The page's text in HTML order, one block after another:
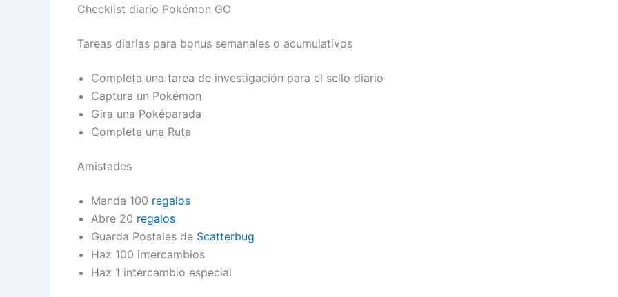
Checklist diario Pokémon GO
Tareas diarias para bonus semanales o acumulativos
Completa una tarea de investigación para el sello diario
Captura un Pokémon
Gira una Poképarada
Completa una Ruta
Amistades
Manda 100 regalos
Abre 20 regalos
Guarda Postales de Scatterbug
Haz 100 intercambios
Haz 1 intercambio especial